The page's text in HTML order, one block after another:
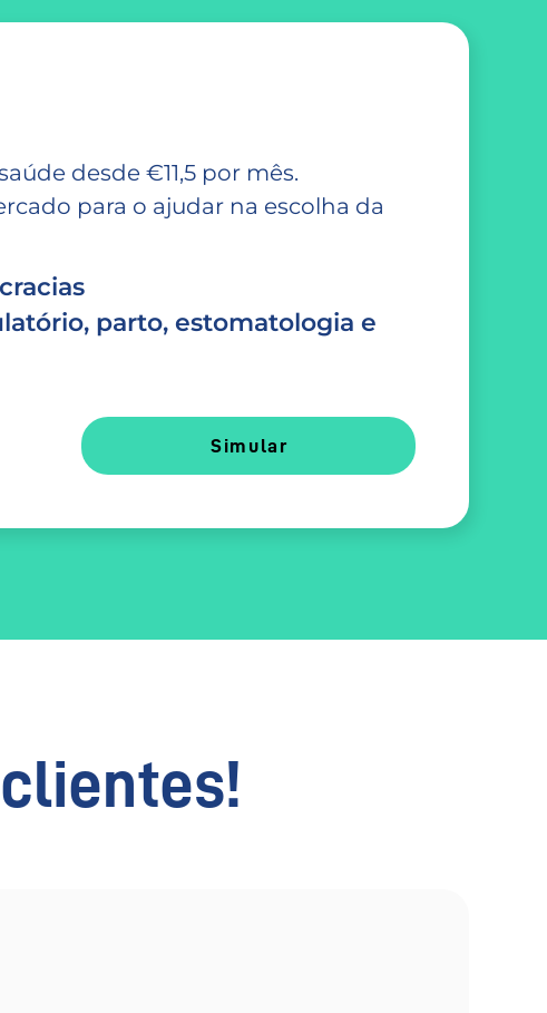
desde €11,5 por mês.
para o ajudar na escolha da
parto, estomatologia e
Simular
clientes!